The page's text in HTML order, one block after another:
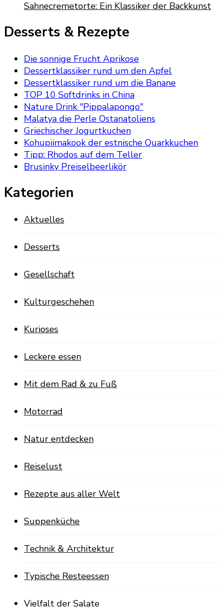
Sahnecremetorte: Ein Klassiker der Backkunst
Desserts & Rezepte
Die sonnige Frucht Aprikose
Dessertklassiker rund um den Apfel
Dessertklassiker rund um die Banane
TOP 10 Softdrinks in China
Nature Drink "Pippalapongo"
Malatya die Perle Ostanatoliens
Griechischer Jogurtkuchen
Kohupiimakook der estnische Quarkkuchen
Tipp: Rhodos auf dem Teller
Brusinky Preiselbeerlikör
Kategorien
Aktuelles
Desserts
Gesellschaft
Kulturgeschehen
Kurioses
Leckere essen
Mit dem Rad & zu Fuß
Motorrad
Natur entdecken
Reiselust
Rezepte aus aller Welt
Suppenküche
Technik & Architektur
Typische Resteessen
Vielfalt der Salate